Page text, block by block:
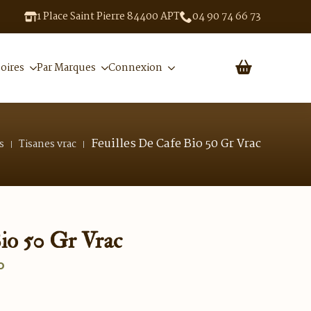
1 Place Saint Pierre 84400 APT 04 90 74 66 73
Par Marques Connexion
Tisanes vrac Feuilles De Cafe Bio 50 Gr Vrac
50 Gr Vrac